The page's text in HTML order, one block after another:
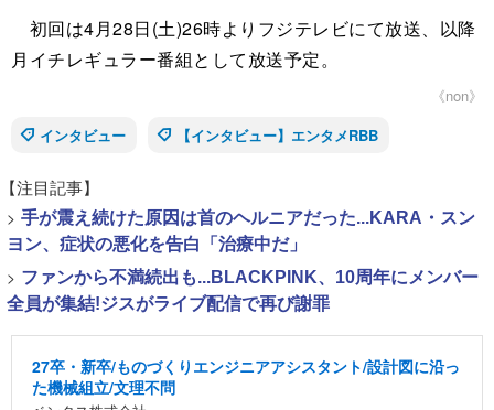
初回は4月28日(土)26時よりフジテレビにて放送、以降
月イチレギュラー番組として放送予定。
《non》
インタビュー
【インタビュー】エンタメRBB
【注目記事】
> 手が震え続けた原因は首のヘルニアだった...KARA・スン
ヨン、症状の悪化を告白「治療中だ」
> ファンから不満続出も...BLACKPINK、10周年にメンバー
全員が集結!ジスがライブ配信で再び謝罪
27卒・新卒/ものづくりエンジニアアシスタント/設計図に沿っ
た機械組立/文理不問